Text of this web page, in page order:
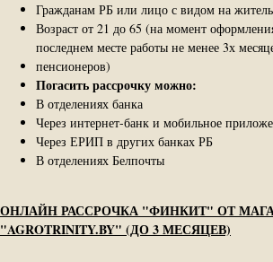
Гражданам РБ или лицо с видом на
Возраст от 21 до 65 (на момент
последнем месте работы не менее 3х
пенсионеров)
Погасить рассрочку можно:
В отделениях банка
Через интернет-банк и мобильное
Через ЕРИП в других банках РБ
В отделениях Белпочты
ОНЛАЙН РАССРОЧКА "ФИНКИТ" ОТ
"AGROTRINITY.BY" (ДО 3 МЕСЯЦЕВ)